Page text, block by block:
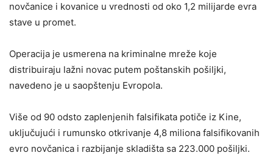
novčanice i kovanice u vrednosti od oko 1,2 milijarde evra
stave u promet.
Operacija je usmerena na kriminalne mreže koje
distribuiraju lažni novac putem poštanskih pošiljki,
navedeno je u saopštenju Evropola.
Više od 90 odsto zaplenjenih falsifikata potiče iz Kine,
uključujući i rumunsko otkrivanje 4,8 miliona falsifikovanih
evro novčanica i razbijanje skladišta sa 223.000 pošiljki.